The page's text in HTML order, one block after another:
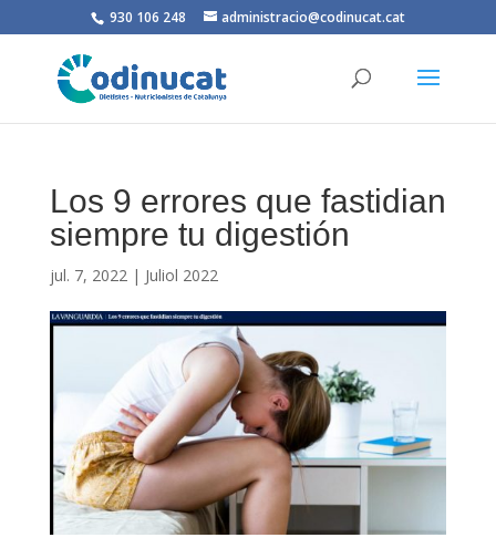
930 106 248 administracio@codinucat.cat
Los 9 errores que fastidian
siempre tu digestión
jul. 7, 2022| Juliol 2022